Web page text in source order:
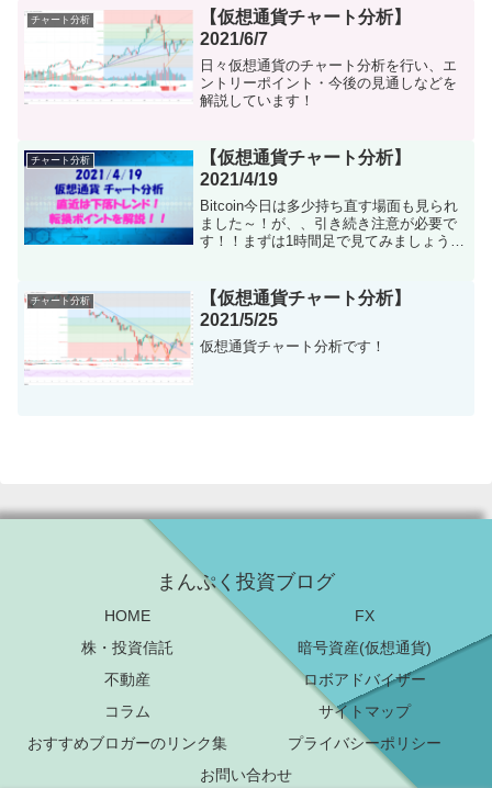
チャート分析
【仮想通貨チャート分析】
2021/6/7
日々仮想通貨のチャート分析を行い、エ
ントリーポイント・今後の見通しなどを
解説しています！
チャート分析
【仮想通貨チャート分析】
2021/4/19
Bitcoin今日は多少持ち直す場面も見られ
ました～！が、、引き続き注意が必要で
す！！まずは1時間足で見てみましょう。
ょうどディセトラ（紫線の下向き三角）
を形成していま...
チャート分析
【仮想通貨チャート分析】
2021/5/25
仮想通貨チャート分析です！
まんぷく投資ブログ
HOME
FX
株・投資信託
暗号資産(仮想通貨)
不動産
ロボアドバイザー
コラム
サイトマップ
おすすめブロガーのリンク集
プライバシーポリシー
お問い合わせ